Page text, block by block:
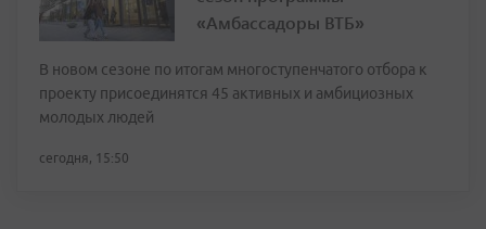
«Амбассадоры ВТБ»
В новом сезоне по итогам многоступенчатого отбора к
проекту присоединятся 45 активных и амбициозных
молодых людей
сегодня, 15:50